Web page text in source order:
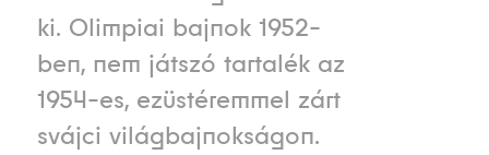
ki. Olimpiai bajnok 1952-
ben, nem játszó tartalék az
1954-es, ezüstéremmel zárt
svájci világbajnokságon.